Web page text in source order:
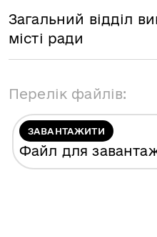
Загальний відділ
місті ради
Перелік файлів:
ЗАВАНТАЖИТИ
Файл для